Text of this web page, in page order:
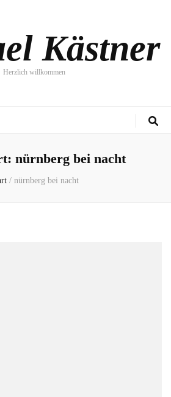
Kästner
Herzlich willkommen
nürnberg bei nacht
/ nürnberg bei nacht